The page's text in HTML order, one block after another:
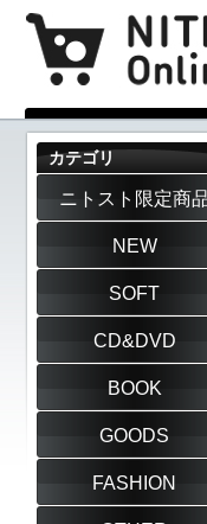
カテゴリ
ニトスト限定商
NEW
SOFT
CD&DVD
BOOK
GOODS
FASHION